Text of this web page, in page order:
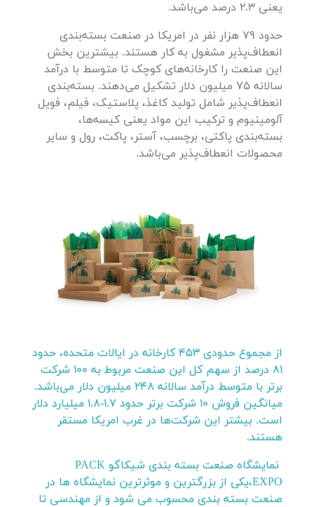
یعنی 2.3 درصد می‌باشد.
حدود 79 هزار نفر در امریکا در صنعت بسته‌بندی
انعطاف‌پذیر مشغول به کار هستند. بیشترین بخش
این صنعت را کارخانه‌های کوچک تا متوسط با درآمد
سالانه 75 میلیون دلار تشکیل می‌دهند. بسته‌بندی
انعطاف‌پذیر شامل تولید کاغذ، پلاستیک، فیلم، فویل
آلومینیوم و ترکیب این مواد یعنی کیسه‌ها،
بسته‌بندی پاکتی، برچسب، آستر، پاکت، رول و سایر
محصولات انعطاف‌پذیر می‌باشد.
از مجموع حدودی 453 کارخانه در ایالات متحده، حدود
81 درصد از سهم کل این صنعت مربوط به 100 شرکت
برتر با متوسط درآمد سالانه 248 میلیون دلار می‌باشد.
میانگین فروش 10 شرکت برتر حدود 1.7-1.8 میلیارد دلار
است. بیشتر این شرکت‌ها در غرب امریکا مستقر
هستند.
نمایشگاه صنعت بسته بندی شیکاگو PACK
EXPO،یکی از بزرگترین و موثرترین نمایشگاه ها در
صنعت بسته بندی محسوب می شود و از مهندسی تا